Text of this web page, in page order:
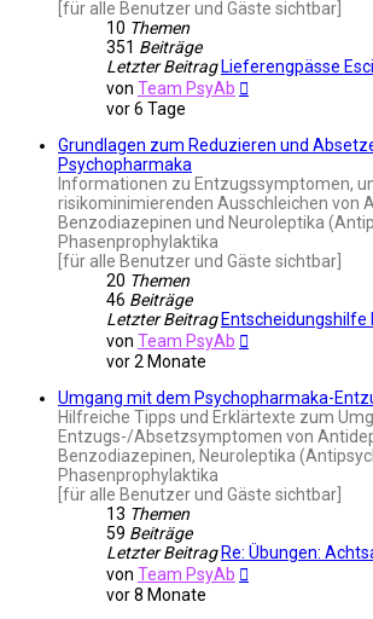
[für alle Benutzer und Gäste sichtbar]
10 Themen
351 Beiträge
Letzter Beitrag Lieferengpässe
von Team PsyAb
vor 6 Tage
Grundlagen zum Reduzieren und
Psychopharmaka
Informationen zu Entzugssymptomen,
risikominimierenden Ausschleichen von
Benzodiazepinen und Neuroleptika
Phasenprophylaktika
[für alle Benutzer und Gäste sichtbar]
20 Themen
46 Beiträge
Letzter Beitrag Entscheidungshilfe
von Team PsyAb
vor 2 Monate
Umgang mit dem Psychopharmaka-
Hilfreiche Tipps und Erklärtexte zum
Entzugs-/Absetzsymptomen von
Benzodiazepinen, Neuroleptika
Phasenprophylaktika
[für alle Benutzer und Gäste sichtbar]
13 Themen
59 Beiträge
Letzter Beitrag Re: Übungen:
von Team PsyAb
vor 8 Monate